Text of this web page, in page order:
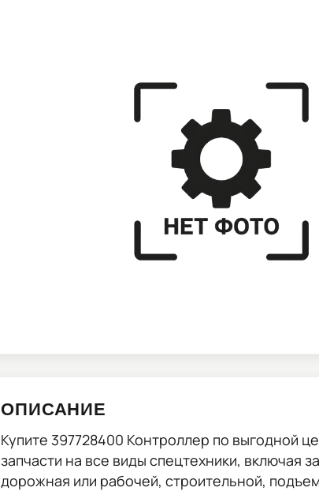
ОПИСАНИЕ
Купите 397728400 Контроллер по выгодной
запчасти на все виды спецтехники, включая
дорожная или рабочей, строительной,